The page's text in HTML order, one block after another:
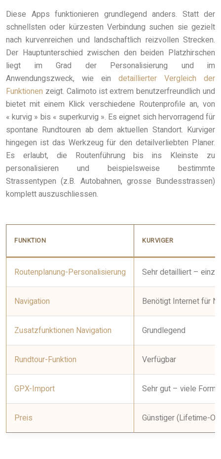
Diese Apps funktionieren grundlegend anders. Statt der
schnellsten oder kürzesten Verbindung suchen sie gezielt
nach kurvenreichen und landschaftlich reizvollen Strecken.
Der Hauptunterschied zwischen den beiden Platzhirschen
liegt im Grad der Personalisierung und im
Anwendungszweck, wie ein detaillierter Vergleich der
Funktionen zeigt. Calimoto ist extrem benutzerfreundlich und
bietet mit einem Klick verschiedene Routenprofile an, von
« kurvig » bis « superkurvig ». Es eignet sich hervorragend für
spontane Rundtouren ab dem aktuellen Standort. Kurviger
hingegen ist das Werkzeug für den detailverliebten Planer.
Es erlaubt, die Routenführung bis ins Kleinste zu
personalisieren und beispielsweise bestimmte
Strassentypen (z.B. Autobahnen, grosse Bundesstrassen)
komplett auszuschliessen.
FUNKTION KURVIGER
Routenplanung-Personalisierung Sehr detailliert –
Navigation Benötigt Internet für
Zusatzfunktionen Navigation Grundlegend
Rundtour-Funktion Verfügbar
GPX-Import Sehr gut – viele
Preis Günstiger (Lifetime-